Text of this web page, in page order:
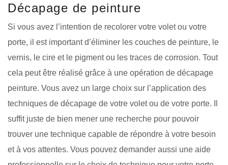
Décapage de peinture
Si vous avez l’intention de recolorer votre volet ou votre
porte, il est important d’éliminer les couches de peinture, le
vernis, le cire et le pigment ou les traces de corrosion. Tout
cela peut être réalisé grâce à une opération de décapage
peinture. Vous avez un large choix sur l’application des
techniques de décapage de votre volet ou de votre porte. Il
suffit juste de bien mener une recherche pour pouvoir
trouver une technique capable de répondre à votre besoin
et à vos attentes. Vous pouvez demander aussi une aide